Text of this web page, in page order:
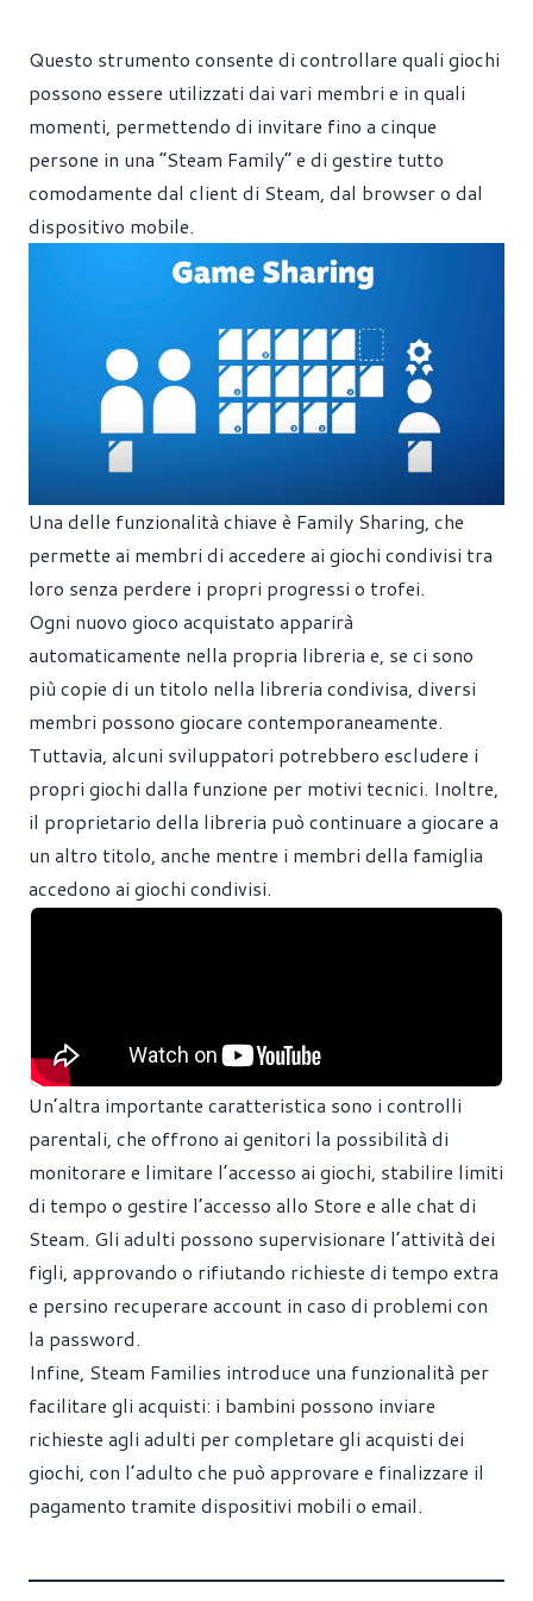
Questo strumento consente di controllare quali giochi
possono essere utilizzati dai vari membri e in quali
momenti, permettendo di invitare fino a cinque
persone in una “Steam Family” e di gestire tutto
comodamente dal client di Steam, dal browser o dal
dispositivo mobile.
Una delle funzionalità chiave è Family Sharing, che
permette ai membri di accedere ai giochi condivisi tra
loro senza perdere i propri progressi o trofei.
Ogni nuovo gioco acquistato apparirà
automaticamente nella propria libreria e, se ci sono
più copie di un titolo nella libreria condivisa, diversi
membri possono giocare contemporaneamente.
Tuttavia, alcuni sviluppatori potrebbero escludere i
propri giochi dalla funzione per motivi tecnici. Inoltre,
il proprietario della libreria può continuare a giocare a
un altro titolo, anche mentre i membri della famiglia
accedono ai giochi condivisi.
Un’altra importante caratteristica sono i controlli
parentali, che offrono ai genitori la possibilità di
monitorare e limitare l’accesso ai giochi, stabilire limiti
di tempo o gestire l’accesso allo Store e alle chat di
Steam. Gli adulti possono supervisionare l’attività dei
figli, approvando o rifiutando richieste di tempo extra
e persino recuperare account in caso di problemi con
la password.
Infine, Steam Families introduce una funzionalità per
facilitare gli acquisti: i bambini possono inviare
richieste agli adulti per completare gli acquisti dei
giochi, con l’adulto che può approvare e finalizzare il
pagamento tramite dispositivi mobili o email.